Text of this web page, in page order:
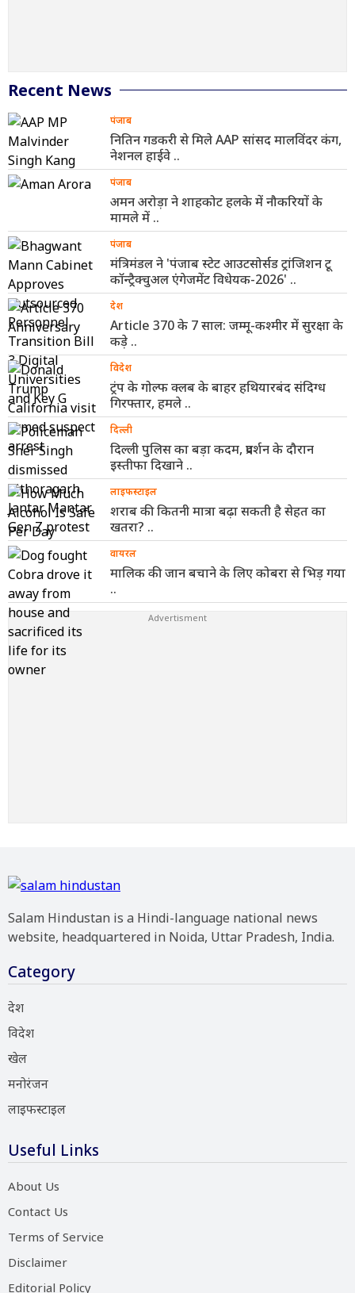
Recent News
पंजाब
नितिन गडकरी से मिले AAP सांसद मालविंदर कंग,
नेशनल हाईवे ..
पंजाब
अमन अरोड़ा ने शाहकोट हलके में नौकरियों के
मामले में ..
पंजाब
मंत्रिमंडल ने 'पंजाब स्टेट आउटसोर्सड ट्रांजिशन टू
कॉन्ट्रैक्चुअल एंगेजमेंट विधेयक-2026' ..
देश
Article 370 के 7 साल: जम्मू-कश्मीर में सुरक्षा के
कड़े ..
विदेश
ट्रंप के गोल्फ क्लब के बाहर हथियारबंद संदिग्ध
गिरफ्तार, हमले ..
दिल्ली
दिल्ली पुलिस का बड़ा कदम, प्रदर्शन के दौरान
इस्तीफा दिखाने ..
लाइफस्टाइल
शराब की कितनी मात्रा बढ़ा सकती है सेहत का
खतरा? ..
वायरल
मालिक की जान बचाने के लिए कोबरा से भिड़ गया
..
Salam Hindustan is a Hindi-language national news
website, headquartered in Noida, Uttar Pradesh, India.
Category
देश
विदेश
खेल
मनोरंजन
लाइफस्टाइल
Useful Links
About Us
Contact Us
Terms of Service
Disclaimer
Editorial Policy